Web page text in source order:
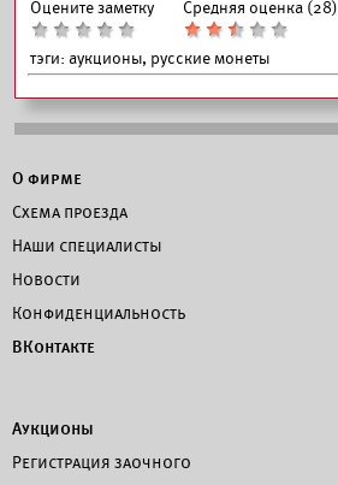
Оцените заметку Средняя оценка (28)
тэги: аукционы, русские монеты
О фирме
Схема проезда
Наши специалисты
Новости
Конфиденциальность
ВКонтакте
Аукционы
Регистрация заочного